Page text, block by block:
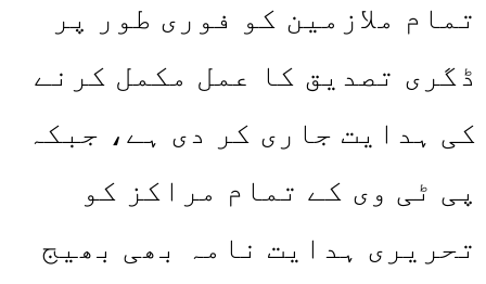
تمام ملازمین کو فوری طور پر
ڈگری تصدیق کا عمل مکمل کرنے
کی ہدایت جاری کر دی ہے، جبکہ
پی ٹی وی کے تمام مراکز کو
تحریری ہدایت نامہ بھی بھیج